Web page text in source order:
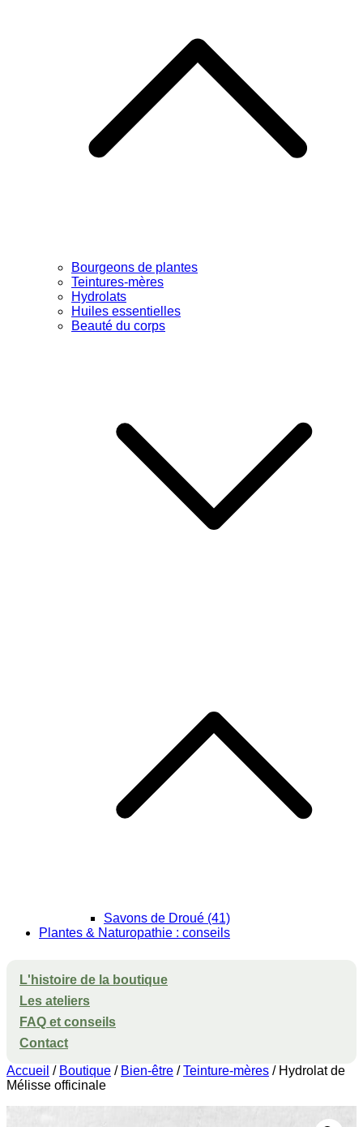
Bourgeons de plantes
Teintures-mères
Hydrolats
Huiles essentielles
Beauté du corps
Savons de Droué (41)
Plantes & Naturopathie : conseils
L'histoire de la boutique
Les ateliers
FAQ et conseils
Contact
Accueil / Boutique / Bien-être /Teinture-mères / Hydrolat de
Mélisse officinale